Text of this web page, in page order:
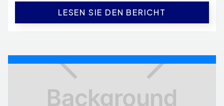
LESEN SIE DEN BERICHT